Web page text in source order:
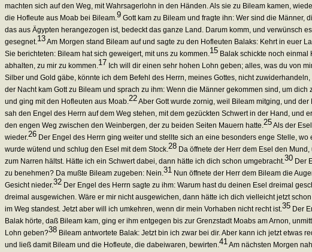
machten sich auf den Weg, mit Wahrsagerlohn in den Händen. Als sie zu Bileam kamen,
die Hofleute aus Moab bei Bileam. 9 Gott kam zu Bileam und fragte ihn: Wer sind die Männer,
das aus Ägypten herangezogen ist, bedeckt das ganze Land. Darum komm, und verwünsch
gesegnet. 13Am Morgen stand Bileam auf und sagte zu den Hofleuten Balaks: Kehrt in euer
Sie berichteten: Bileam hat sich geweigert, mit uns zu kommen. 15 Balak schickte noch einmal
abhalten, zu mir zu kommen. 17 Ich will dir einen sehr hohen Lohn geben; alles, was du von
Silber und Gold gäbe, könnte ich dem Befehl des Herrn, meines Gottes, nicht
der Nacht kam Gott zu Bileam und sprach zu ihm: Wenn die Männer gekommen sind, um
und ging mit den Hofleuten aus Moab. 22Aber Gott wurde zornig, weil Bileam mitging, und
sah den Engel des Herrn auf dem Weg stehen, mit dem gezückten Schwert in der Hand,
den engen Weg zwischen den Weinbergen, der zu beiden Seiten Mauern hatte. 25Als der
wieder. 26 Der Engel des Herrn ging weiter und stellte sich an eine besonders enge Stelle,
wurde wütend und schlug den Esel mit dem Stock. 28 Da öffnete der Herr dem Esel den
zum Narren hältst. Hätte ich ein Schwert dabei, dann hätte ich dich schon umgebracht.30 Der
zu benehmen? Da mußte Bileam zugeben: Nein. 31 Nun öffnete der Herr dem Bileam die
Gesicht nieder.32 Der Engel des Herrn sagte zu ihm: Warum hast du deinen Esel dreimal
dreimal ausgewichen. Wäre er mir nicht ausgewichen, dann hätte ich dich vielleicht jetzt
im Weg standest. Jetzt aber will ich umkehren, wenn dir mein Vorhaben nicht recht ist.35 Der
Balak hörte, daß Bileam kam, ging er ihm entgegen bis zur Grenzstadt Moabs am Arnon,
Lohn geben?38 Bileam antwortete Balak: Jetzt bin ich zwar bei dir. Aber kann ich jetzt etwas
und ließ damit Bileam und die Hofleute, die dabeiwaren, bewirten. 41 Am nächsten Morgen